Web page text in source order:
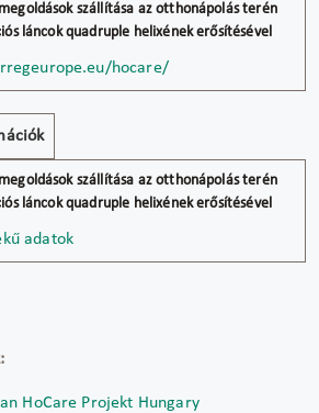
hocare/
adatok
HoCare Projekt Hungary